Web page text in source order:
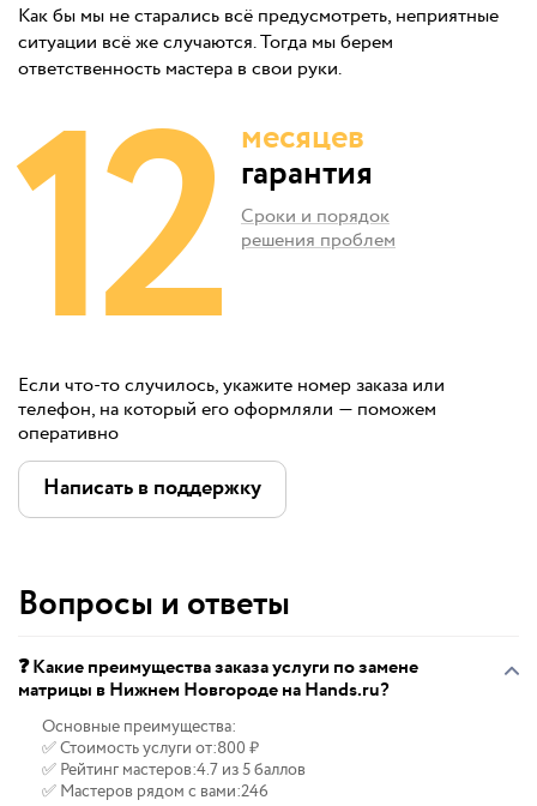
Как бы мы не старались всё предусмотреть, неприятные
ситуации всё же случаются. Тогда мы берем
ответственность мастера в свои руки.
12 месяцев
гарантия
Сроки и порядок
решения проблем
Если что-то случилось, укажите номер заказа или
телефон, на который его оформляли — поможем
оперативно
Написать в поддержку
Вопросы и ответы
❓ Какие преимущества заказа услуги по замене
матрицы в Нижнем Новгороде на Hands.ru?
Основные преимущества:
✅ Стоимость услуги от:800 ₽
✅ Рейтинг мастеров:4.7 из 5 баллов
✅ Мастеров рядом с вами:246